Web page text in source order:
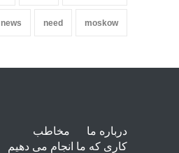
moskow
need
news
درباره ما
مخاطب
کاری که ما انجام می دهیم